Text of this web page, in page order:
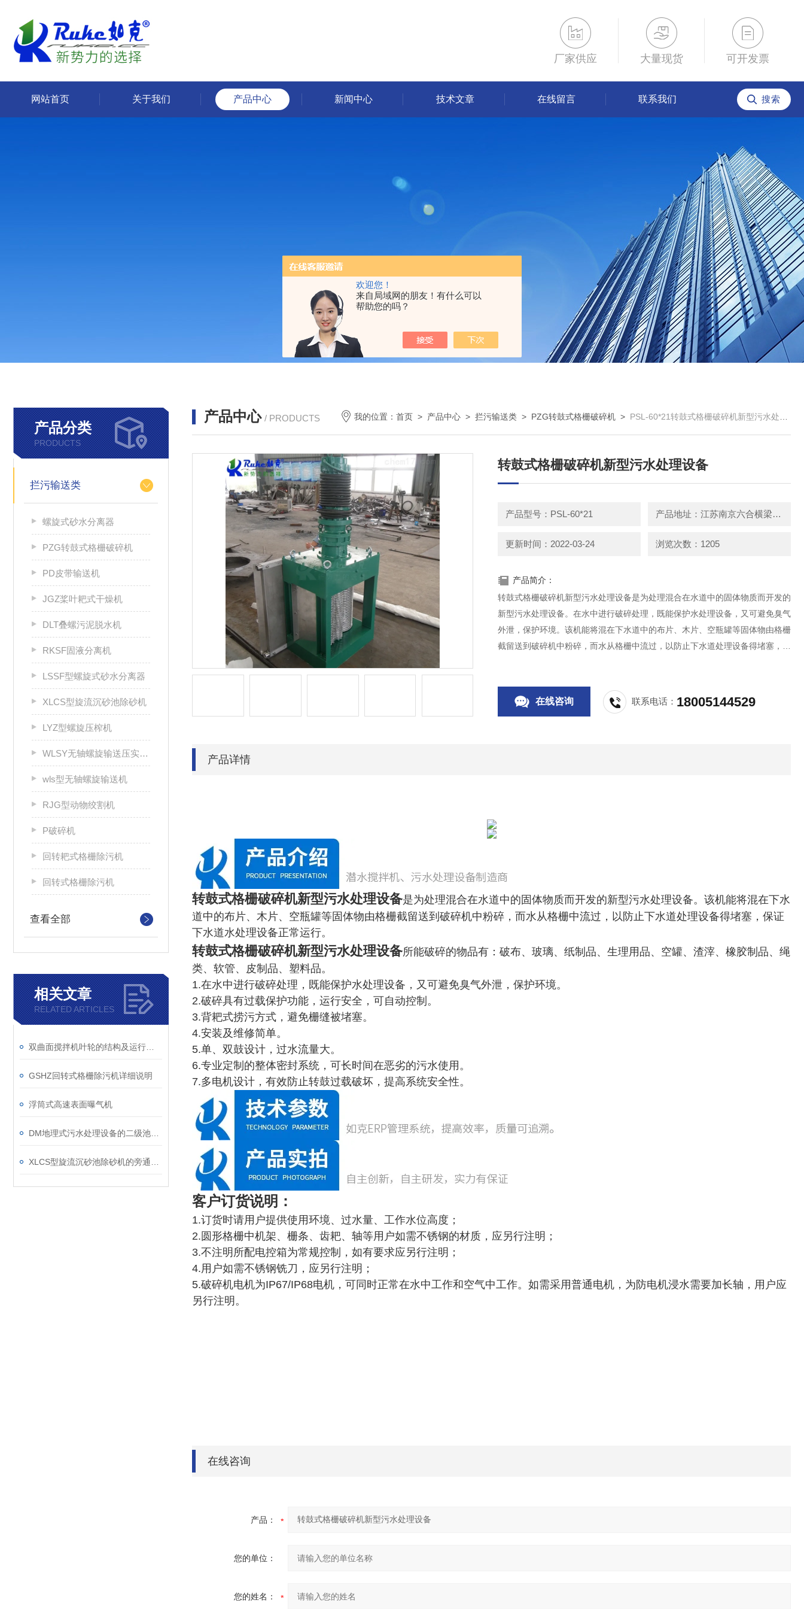
欢迎您！
来自局域网的朋友！有什么可以
帮助您的吗？
厂家供应 大量现货 可开发票
网站首页 关于我们 产品中心 新闻中心 技术文章 在线留言 联系我们
产品分类
PRODUCTS
拦污输送类
螺旋式砂水分离器
PZG转鼓式格栅破碎机
PD皮带输送机
JGZ桨叶耙式干燥机
DLT叠螺污泥脱水机
RKSF固液分离机
LSSF型螺旋式砂水分离器
XLCS型旋流沉砂池除砂机
LYZ型螺旋压榨机
WLSY无轴螺旋输送压实一体机
wls型无轴螺旋输送机
RJG型动物绞割机
P破碎机
回转耙式格栅除污机
回转式格栅除污机
查看全部
相关文章
RELATED ARTICLES
GSHZ回转式格栅除污机详细说明
浮筒式高速表面曝气机
产品中心 / PRODUCTS 我的位置：首页 > 产品中心 >拦污输送类 > PZG转鼓式格栅破碎机 > PSL-60*21转鼓式格栅破碎机新型污水处理设备
转鼓式格栅破碎机新型污水处理设备
产品型号：PSL-60*21 产品地址：江苏南京六合横梁新篁工业园
更新时间：2022-03-24 浏览次数：1205
产品简介：
转鼓式格栅破碎机新型污水处理设备是为处理混合在水道中的固体物质而开发的
新型污水处理设备。在水中进行破碎处理，既能保护水处理设备，又可避免臭气
外泄，保护环境。该机能将混在下水道中的布片、木片、空瓶罐等固体物由格栅
截留送到破碎机中粉碎，而水从格栅中流过，以防止下水道处理设备得堵塞，保
在线咨询 联系电话： 18005144529
产品详情
转鼓式格栅破碎机新型污水处理设备是为处理混合在水道中的固体物质而开发的新型污水处理设备。该机能将混在下水
道中的布片、木片、空瓶罐等固体物由格栅截留送到破碎机中粉碎，而水从格栅中流过，以防止下水道处理设备得堵塞，保证
下水道水处理设备正常运行。
转鼓式格栅破碎机新型污水处理设备所能破碎的物品有：破布、玻璃、纸制品、生理用品、空罐、渣滓、橡胶制品、绳
类、软管、皮制品、塑料品。
1.在水中进行破碎处理，既能保护水处理设备，又可避免臭气外泄，保护环境。
2.破碎具有过载保护功能，运行安全，可自动控制。
3.背耙式捞污方式，避免栅缝被堵塞。
4.安装及维修简单。
5.单、双鼓设计，过水流量大。
6.专业定制的整体密封系统，可长时间在恶劣的污水使用。
7.多电机设计，有效防止转鼓过载破坏，提高系统安全性。
客户订货说明：
1.订货时请用户提供使用环境、过水量、工作水位高度；
2.圆形格栅中机架、栅条、齿耙、轴等用户如需不锈钢的材质，应另行注明；
3.不注明所配电控箱为常规控制，如有要求应另行注明；
4.用户如需不锈钢铣刀，应另行注明；
5.破碎机电机为IP67/IP68电机，可同时正常在水中工作和空气中工作。如需采用普通电机，为防电机浸水需要加长轴，用户应
另行注明。
在线咨询
产品：
您的单位：
您的姓名：